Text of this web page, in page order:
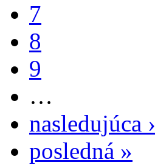
7
8
9
…
nasledujúca ›
posledná »